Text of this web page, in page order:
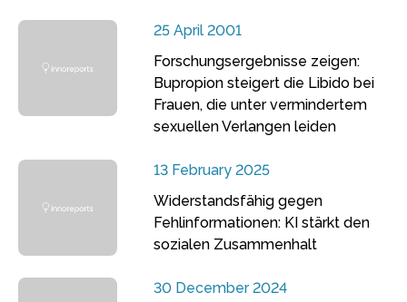
25 April 2001
Forschungsergebnisse zeigen:
Bupropion steigert die Libido bei
Frauen, die unter vermindertem
sexuellen Verlangen leiden
13 February 2025
Widerstandsfähig gegen
Fehlinformationen: KI stärkt den
sozialen Zusammenhalt
30 December 2024